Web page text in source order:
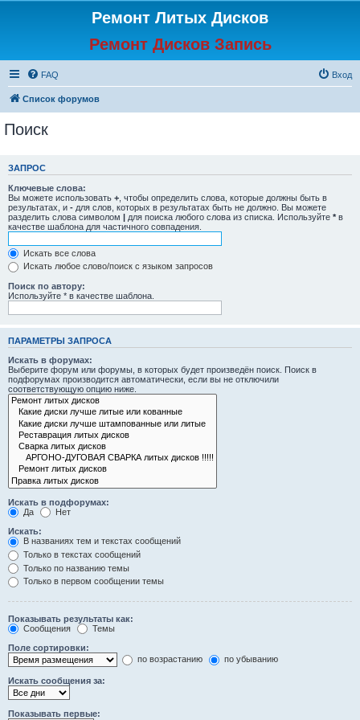
Ремонт Литых Дисков
Ремонт Дисков Запись
FAQ Вход
Список форумов
Поиск
ЗАПРОС
Ключевые слова:
Вы можете использовать + , чтобы определить слова, которые должны быть в
результатах, и - для слов, которых в результатах быть не должно. Вы можете
разделить слова символом | для поиска любого слова из списка. Используйте * в
качестве шаблона для частичного совпадения.
Искать все слова
Искать любое слово/поиск с языком запросов
Поиск по автору:
Используйте * в качестве шаблона.
ПАРАМЕТРЫ ЗАПРОСА
Искать в форумах:
Выберите форум или форумы, в которых будет произведён поиск. Поиск в
подфорумах производится автоматически, если вы не отключили
соответствующую опцию ниже.
Искать в подфорумах:
Да
Нет
Искать:
В названиях тем и текстах сообщений
Только в текстах сообщений
Только по названию темы
Только в первом сообщении темы
Показывать результаты как:
Сообщения
Темы
Поле сортировки:
по возрастанию
по убыванию
Искать сообщения за:
Показывать первые: